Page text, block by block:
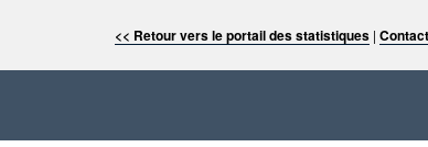
<< Retour vers le portail des statistiques |